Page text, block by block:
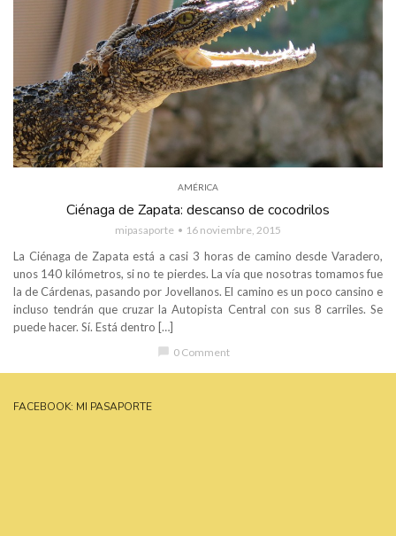
AMÉRICA
Ciénaga de Zapata: descanso de cocodrilos
mipasaporte 16 noviembre, 2015
La Ciénaga de Zapata está a casi 3 horas de camino desde Varadero,
unos 140 kilómetros, si no te pierdes. La vía que nosotras tomamos fue
la de Cárdenas, pasando por Jovellanos. El camino es un poco cansino e
incluso tendrán que cruzar la Autopista Central con sus 8 carriles. Se
puede hacer. Sí. Está dentro […]
0 Comment
FACEBOOK: MI PASAPORTE